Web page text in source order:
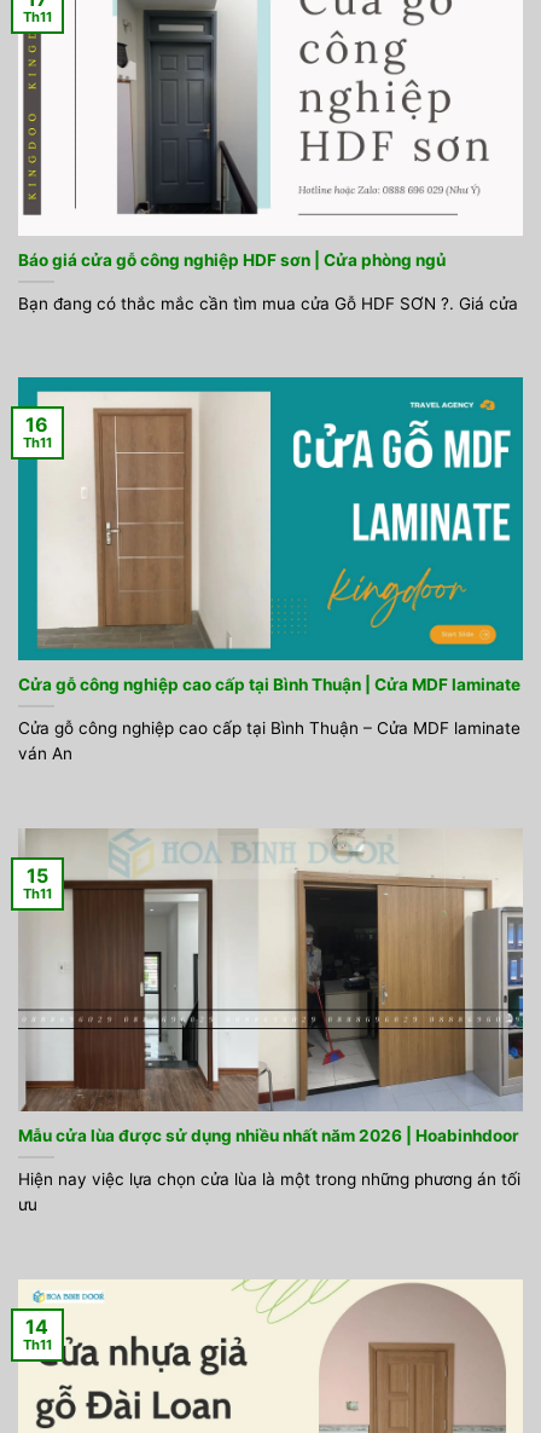
Báo giá cửa gỗ công nghiệp HDF sơn | Cửa phòng ngủ
Bạn đang có thắc mắc cần tìm mua cửa Gỗ HDF SƠN ?. Giá cửa
Th11
Cửa gỗ công nghiệp cao cấp tại Bình Thuận | Cửa MDF laminate
Cửa gỗ công nghiệp cao cấp tại Bình Thuận – Cửa MDF laminate
ván An
16
Th11
Mẫu cửa lùa được sử dụng nhiều nhất năm 2026 | Hoabinhdoor
Hiện nay việc lựa chọn cửa lùa là một trong những phương án tối
ưu
15
Th11
14
Th11